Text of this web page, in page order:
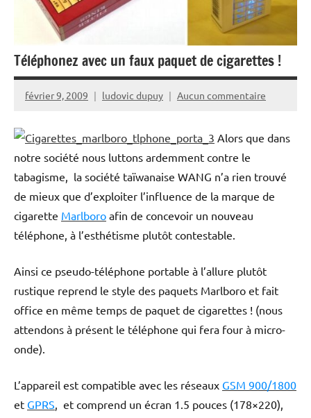
Téléphonez avec un faux paquet de cigarettes !
février 9, 2009 ludovic dupuy Aucun commentaire
Alors que dans
notre société nous luttons ardemment contre le
tabagisme, la société taïwanaise WANG n’a rien trouvé
de mieux que d’exploiter l’influence de la marque de
cigarette Marlboro afin de concevoir un nouveau
téléphone, à l’esthétisme plutôt contestable.
Ainsi ce pseudo-téléphone portable à l’allure plutôt
rustique reprend le style des paquets Marlboro et fait
office en même temps de paquet de cigarettes ! (nous
attendons à présent le téléphone qui fera four à micro-
onde).
L’appareil est compatible avec les réseaux GSM 900/1800
et GPRS, et comprend un écran 1.5 pouces (178×220),